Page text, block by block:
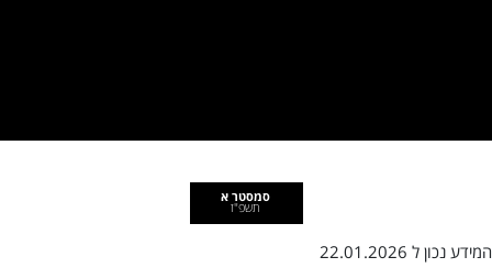
סמסטר א
תשפ"ז
המידע נכון ל 22.01.2026